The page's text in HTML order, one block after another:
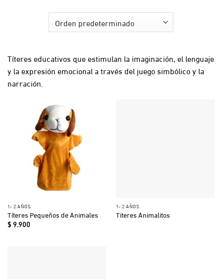
Títeres educativos que estimulan la imaginación, el lenguaje
y la expresión emocional a través del juego simbólico y la
narración.
1- 2 AÑOS
Títeres Pequeños de Animales
$9.900
1- 2 AÑOS
Titeres Animalitos